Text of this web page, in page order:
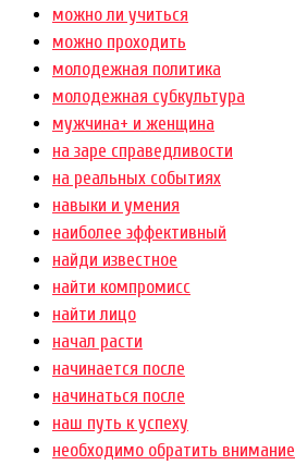
можно ли учиться
можно проходить
молодежная политика
молодежная субкультура
мужчина+ и женщина
на заре справедливости
на реальных событиях
навыки и умения
наиболее эффективный
найди известное
найти компромисс
найти лицо
начал расти
начинается после
начинаться после
наш путь к успеху
необходимо обратить внимание